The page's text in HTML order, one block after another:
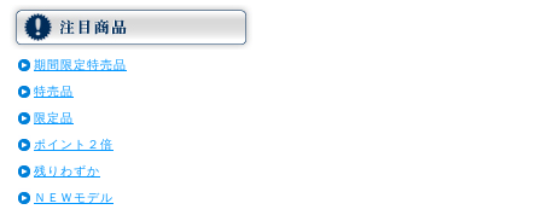
期間限定特売品
特売品
限定品
ポイント２倍
残りわずか
ＮＥＷモデル